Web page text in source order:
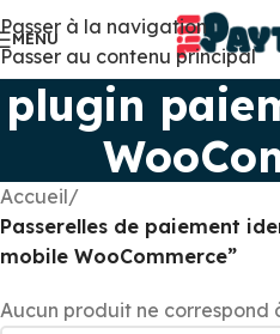
Passer à la navigation
Passer au contenu principal
MENU
plugin
Accueil/
Passerelles de paiement
mobile WooCommerce”
Aucun produit ne correspond